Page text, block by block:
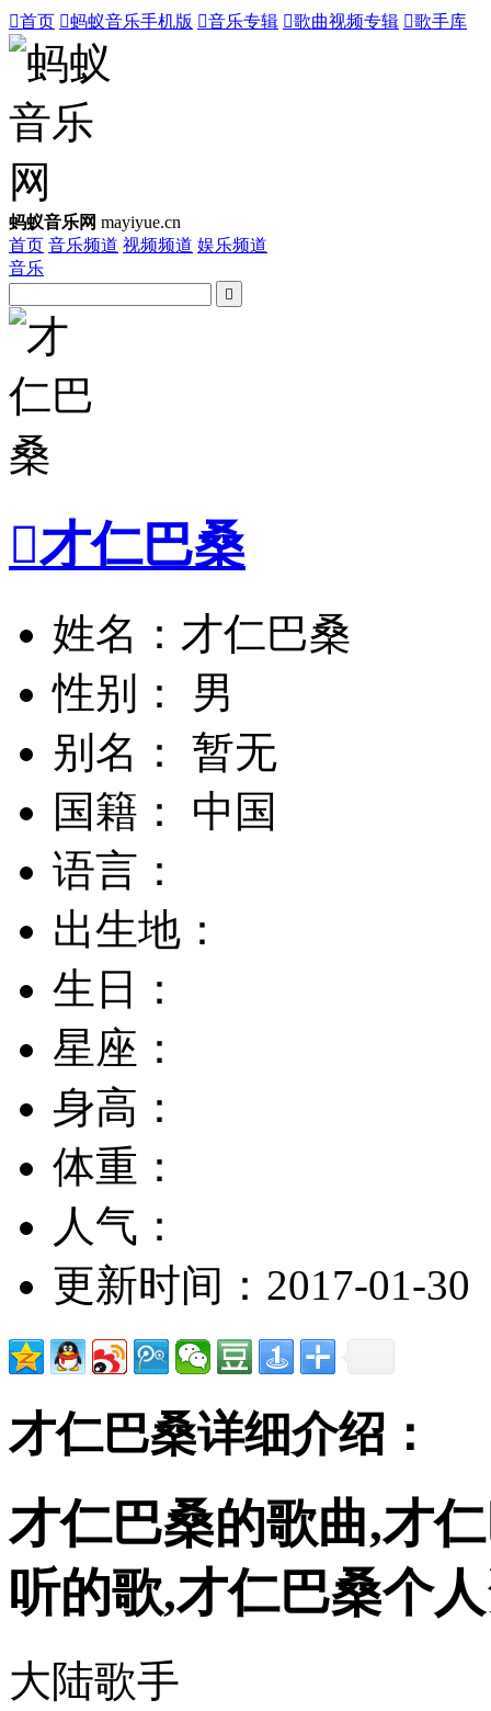
首页 蚂蚁音乐手机版 音乐专辑 歌曲视频专辑 歌手库
蚂蚁音乐网 mayiyue.cn
首页 音乐频道 视频频道 娱乐频道
音乐

才仁巴桑
姓名：才仁巴桑
性别： 男
别名： 暂无
国籍： 中国
语言：
出生地：
生日：
星座：
身高：
体重：
人气：
更新时间：2017-01-30
才仁巴桑详细介绍：
才仁巴桑的歌曲,才
听的歌,才仁巴桑个
大陆歌手